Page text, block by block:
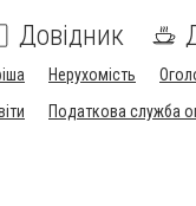
Довідник
Нерухомість
Податкова служба